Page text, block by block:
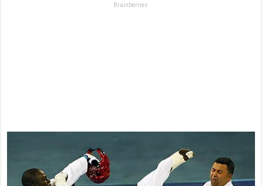
Brainberries